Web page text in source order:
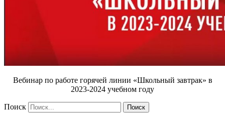
Вебинар по работе горячей линии «Школьный завтрак» в
2023-2024 учебном году
Поиск
Поиск